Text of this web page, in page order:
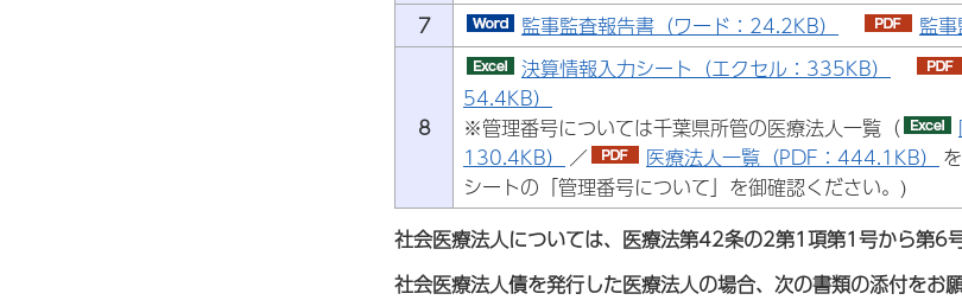
7 監事監査報告書（ワード：24.2KB） 監
8
決算情報入力シート（エクセル：335KB）
54.4KB）
※管理番号については千葉県所管の医療法人一覧（
130.4KB） ／ 医療法人一覧（PDF：444.1KB）
シートの「管理番号について」を御確認ください。)
社会医療法人については、医療法第42条の2第1項第1号から第6
社会医療法人債を発行した医療法人の場合、次の書類の添付をお